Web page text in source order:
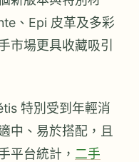
、Epi 皮革及多彩
市場更具收藏吸引
特別受到年輕消
中、易於搭配，且
平台統計， 二手